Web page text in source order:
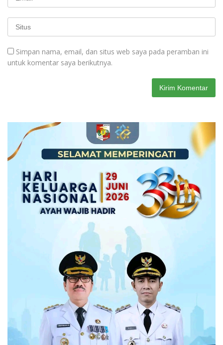
Simpan nama, email, dan situs web saya pada peramban ini
untuk komentar saya berikutnya.